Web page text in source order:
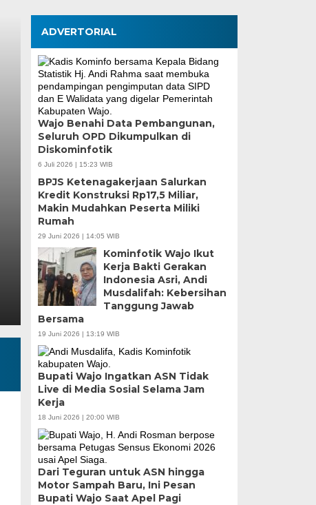
Pemkot Makassar
Perkuat Sinergi,
hingga
Fokus
Kamis, 6 Agu 2026 - 18:16 WIB
MEDIASINERGI.CO MAKASSAR — Pengurus
komitmennya menjadi mitra strategis Pemerintah
ADVERTORIAL
Wajo Benahi Data Pembangunan,
Seluruh OPD Dikumpulkan di
Diskominfotik
6 Juli 2026 | 15:23 WIB
BPJS Ketenagakerjaan Salurkan
Kredit Konstruksi Rp17,5 Miliar,
Makin Mudahkan Peserta Miliki
Rumah
29 Juni 2026 | 14:05 WIB
Kominfotik Wajo Ikut
Kerja Bakti Gerakan
Indonesia Asri, Andi
Musdalifah: Kebersihan
Tanggung Jawab
Bersama
19 Juni 2026 | 13:19 WIB
Bupati Wajo Ingatkan ASN Tidak
Live di Media Sosial Selama Jam
Kerja
18 Juni 2026 | 20:00 WIB
Dari Teguran untuk ASN hingga
Motor Sampah Baru, Ini Pesan
Bupati Wajo Saat Apel Pagi